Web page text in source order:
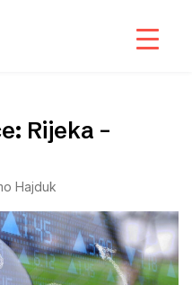
Rijeka –
Hajduk